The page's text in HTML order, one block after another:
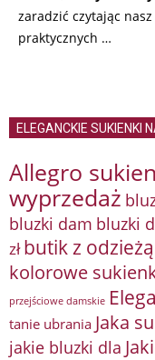
zaradzić czytając
praktycznych …
ELEGANCKIE SUKIENKI
Allegro
wyprzedaż
bluzki dam bluzki
zł butik z odzieżą
kolorowe
przejściowe damskie
tanie ubrania Jaka
jakie bluzki dla